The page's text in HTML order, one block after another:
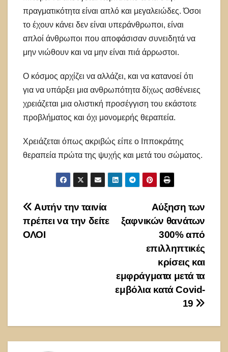
πραγματικότητα είναι απλό και μεγαλειώδες. Όσοι
το έχουν κάνει δεν είναι υπεράνθρωποι, είναι
απλοί άνθρωποι που αποφάσισαν συνειδητά να
μην νιώθουν και να μην είναι πιά άρρωστοι.
Ο κόσμος αρχίζει να αλλάζει, και να κατανοεί ότι
για να υπάρξει μια ανθρωπότητα δίχως ασθένειες
χρειάζεται μια ολιστική προσέγγιση του εκάστοτε
προβλήματος και όχι μονομερής θεραπεία.
Χρειάζεται όπως ακριβώς είπε ο Ιπποκράτης
θεραπεία πρώτα της ψυχής και μετά του σώματος.
Πλοήγηση
άρθρων
Αύξηση των
ξαφνικών θανάτων
300% από
επιλληπτικές
κρίσεις και
εμφράγματα μετά τα
εμβόλια κατά Covid-
19
Αυτήν την ταινία
πρέπει να την δείτε
ΟΛΟΙ